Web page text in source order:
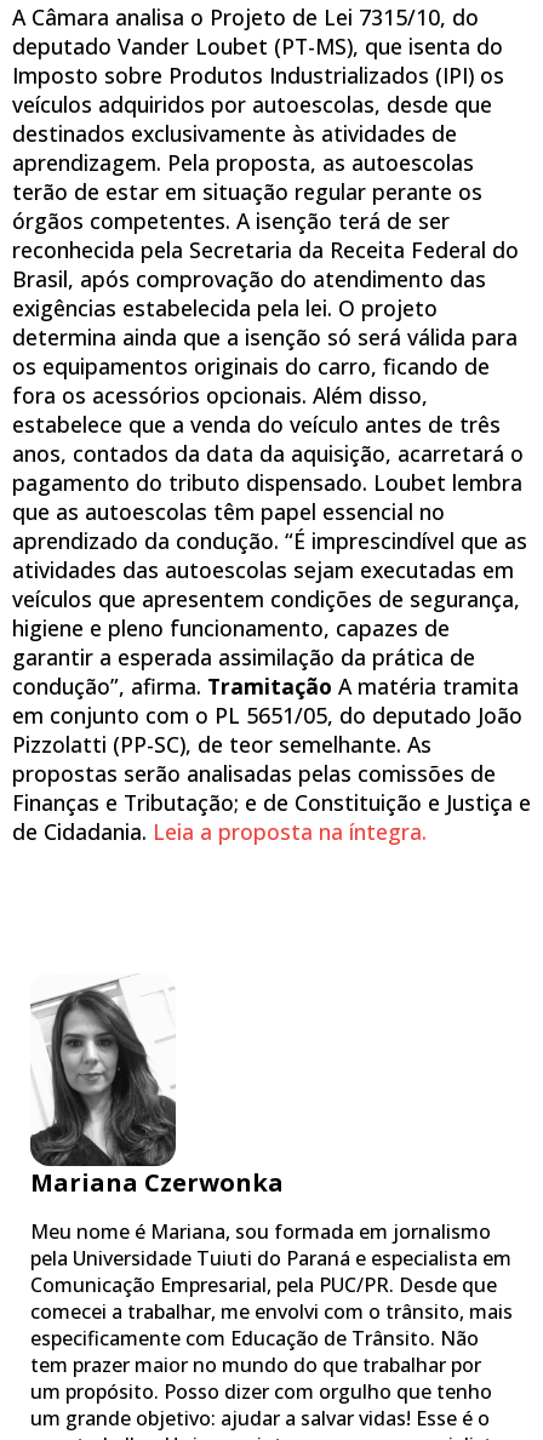
A Câmara analisa o Projeto de Lei 7315/10, do
deputado Vander Loubet (PT-MS), que isenta do
Imposto sobre Produtos Industrializados (IPI) os
veículos adquiridos por autoescolas, desde que
destinados exclusivamente às atividades de
aprendizagem. Pela proposta, as autoescolas
terão de estar em situação regular perante os
órgãos competentes. A isenção terá de ser
reconhecida pela Secretaria da Receita Federal do
Brasil, após comprovação do atendimento das
exigências estabelecida pela lei. O projeto
determina ainda que a isenção só será válida para
os equipamentos originais do carro, ficando de
fora os acessórios opcionais. Além disso,
estabelece que a venda do veículo antes de três
anos, contados da data da aquisição, acarretará o
pagamento do tributo dispensado. Loubet lembra
que as autoescolas têm papel essencial no
aprendizado da condução. “É imprescindível que as
atividades das autoescolas sejam executadas em
veículos que apresentem condições de segurança,
higiene e pleno funcionamento, capazes de
garantir a esperada assimilação da prática de
condução”, afirma. Tramitação A matéria tramita
em conjunto com o PL 5651/05, do deputado João
Pizzolatti (PP-SC), de teor semelhante. As
propostas serão analisadas pelas comissões de
Finanças e Tributação; e de Constituição e Justiça e
de Cidadania. Leia a proposta na íntegra.
Mariana Czerwonka
Meu nome é Mariana, sou formada em jornalismo
pela Universidade Tuiuti do Paraná e especialista em
Comunicação Empresarial, pela PUC/PR. Desde que
comecei a trabalhar, me envolvi com o trânsito, mais
especificamente com Educação de Trânsito. Não
tem prazer maior no mundo do que trabalhar por
um propósito. Posso dizer com orgulho que tenho
um grande objetivo: ajudar a salvar vidas! Esse é o